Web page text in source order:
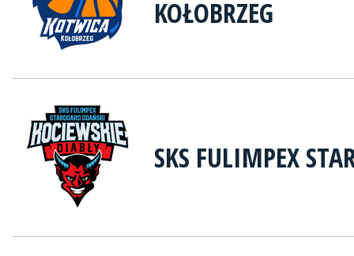
KOŁOBRZEG
SKS FULIMPEX